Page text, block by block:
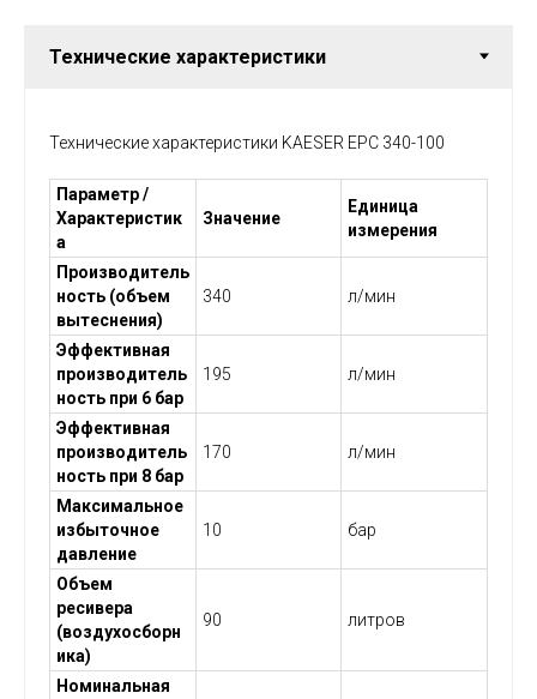
Технические характеристики KAESER EPC 340-100
Параметр /
Характеристик
а
Значение
Единица
измерения
Производитель
ность (объем
вытеснения)
340 л/мин
Эффективная
производитель
ность при 6 бар
195 л/мин
Эффективная
производитель
ность при 8 бар
170 л/мин
Максимальное
избыточное
давление
10 бар
Объем
ресивера
(воздухосборн
ика)
90 литров
Номинальная